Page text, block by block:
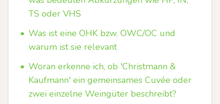
TS oder VHS
• Was ist eine OHK bzw. OWC/OC und
warum ist sie relevant
• Woran erkenne ich, ob 'Christmann &
Kaufmann' ein gemeinsames Cuvée oder
zwei einzelne Weingüter beschreibt?